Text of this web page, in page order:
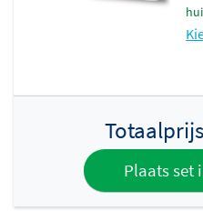
Plaats set